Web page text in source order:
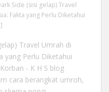
Side (sisi gelap) Travel
Fakta yang Perlu Diketahui
Travel Umrah di
yang Perlu Diketahui
- K H S blog
cara berangkat umroh,